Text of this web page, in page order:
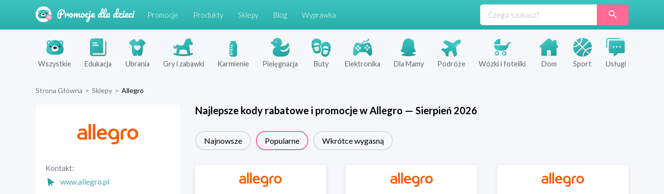
Promocje Produkty Sklepy Blog Wyprawka
Wszystkie Edukacja Ubrania Gry i zabawki Karmienie Pielęgnacja Buty Elektronika Dla Mamy Podróże Wózki i foteliki Dom Sport Usługi
Strona Główna > Sklepy > Allegro
Kontakt:
www.allegro.pl
Najlepsze kody rabatowe i promocje wAllegro — Sierpień 2026
Najnowsze Popularne Wkrótce wygasną